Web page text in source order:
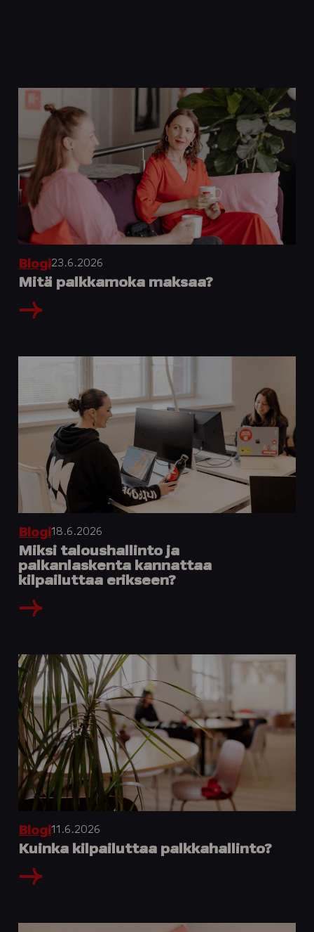
Blogi23.6.2026
Mitä palkkamoka maksaa?
Blogi18.6.2026
Miksi taloushallinto ja
palkanlaskenta kannattaa
kilpailuttaa erikseen?
Blogi11.6.2026
Kuinka kilpailuttaa palkkahallinto?